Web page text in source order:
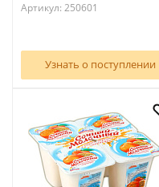
Артикул: 250601
Узнать о поступлении